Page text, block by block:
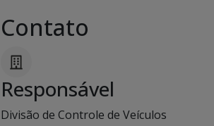
Contato
Responsável
Divisão de Controle de Veículos